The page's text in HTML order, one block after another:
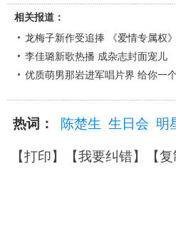
相关报道：
龙梅子新作受追捧 《爱情专属权
李佳璐新歌热播 成杂志封面宠儿
优质萌男那岩进军唱片界 给你一
热词： 陈楚生 生日会 明
【打印】【我要纠错】【复